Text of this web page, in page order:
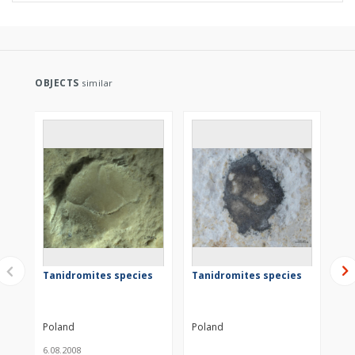
OBJECTS similar
Tanidromites species
Poland
6.08.2008
Tanidromites species
Poland